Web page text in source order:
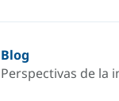
Blog
Perspectivas de la